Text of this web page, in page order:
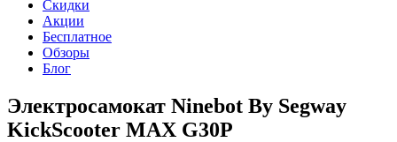
Скидки
Акции
Бесплатное
Обзоры
Блог
Электросамокат Ninebot By Segway
KickScooter MAX G30P